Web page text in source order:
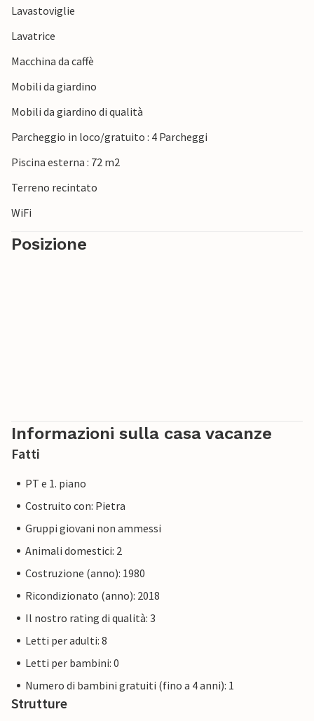
Lavastoviglie
Lavatrice
Macchina da caffè
Mobili da giardino
Mobili da giardino di qualità
Parcheggio in loco/gratuito : 4 Parcheggi
Piscina esterna : 72 m2
Terreno recintato
WiFi
Posizione
Informazioni sulla casa vacanze
Fatti
PT e 1. piano
Costruito con: Pietra
Gruppi giovani non ammessi
Animali domestici: 2
Costruzione (anno): 1980
Ricondizionato (anno): 2018
Il nostro rating di qualità: 3
Letti per adulti: 8
Letti per bambini: 0
Numero di bambini gratuiti (fino a 4 anni): 1
Strutture